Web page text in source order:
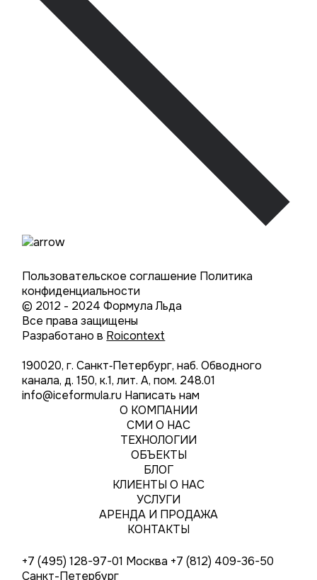
Пользовательское соглашение Политика
конфиденциальности
© 2012 - 2024 Формула Льда
Все права защищены
Разработано в Roicontext
190020, г. Санкт‑Петербург, наб. Обводного
канала, д. 150, к.1, лит. А, пом. 248.01
info@iceformula.ru Написать нам
О КОМПАНИИ
СМИ О НАС
ТЕХНОЛОГИИ
ОБЪЕКТЫ
БЛОГ
КЛИЕНТЫ О НАС
УСЛУГИ
АРЕНДА И ПРОДАЖА
КОНТАКТЫ
+7 (495) 128-97-01 Москва +7 (812) 409-36-50
Санкт-Петербург